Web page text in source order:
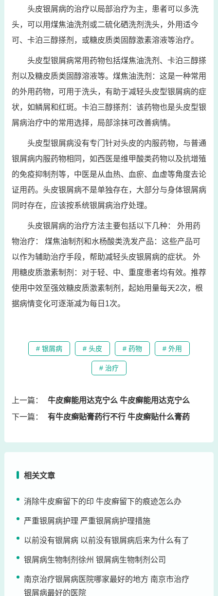
头皮银屑病的治疗以局部治疗为主，患者可以多洗
头，可以用煤焦油洗剂或二硫化硒洗剂洗头，外用适今
可、卡泊三醇搽剂，或糖皮质类固醇激素溶液等治疗。
头皮型银屑病常用药物包括煤焦油洗剂、卡泊三醇搽
剂以及糖皮质类固醇溶液等。煤焦油洗剂：这是一种常用
的外用药物，可用于洗头，有助于减轻头皮型银屑病的症
状，如鳞屑和红斑。卡泊三醇搽剂：该药物也是头皮型银
屑病治疗中的常用选择，局部涂抹可改善病情。
头皮型银屑病没有专门针对头皮的内服药物，与普通
银屑病内服药物相同，如西医是维甲酸类药物以及抗增殖
的免疫抑制剂等，中医是从血热、血瘀、血虚等角度去论
证用药。头皮银屑病不是单独存在，大部分与身体银屑病
同时存在，应该按系统银屑病治疗处理。
头皮银屑病的治疗方法主要包括以下几种： 外用药
物治疗： 煤焦油制剂和水杨酸类洗发产品：这些产品可
以作为辅助治疗手段，帮助减轻头皮银屑病的症状。 外
用糖皮质激素制剂：对于轻、中、重度患者均有效。推荐
使用中效至强效糖皮质激素制剂，起始用量每天2次，根
据病情变化可逐渐减为每日1次。
# 银屑病 # 头皮 # 药物 # 外用
# 治疗
上一篇：
牛皮癣能用达克宁么 牛皮癣能用达克宁么
下一篇：
有牛皮癣贴膏药行不行 牛皮癣贴什么膏药
相关文章
消除牛皮癣留下的印 牛皮癣留下的痕迹怎么办
严重银屑病护理 严重银屑病护理措施
以前没有银屑病 以前没有银屑病后来为什么有了
银屑病生物制剂徐州 银屑病生物制剂公司
南京治疗银屑病医院哪家最好的地方 南京市治疗
银屑病最好的医院